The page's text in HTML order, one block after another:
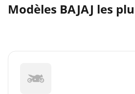
Modèles BAJAJ les